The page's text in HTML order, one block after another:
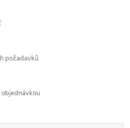
požadavků